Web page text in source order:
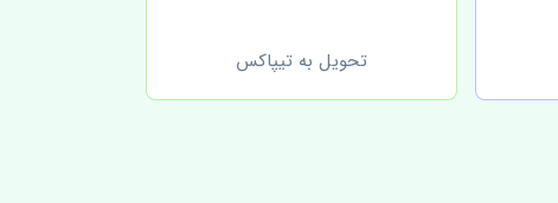
تحویل به تیپاکس